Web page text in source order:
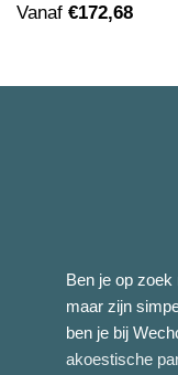
Vanaf €172,68
Ben je op
maar zijn
ben je bij
akoestische
Vanaf
Zwart
Vanaf